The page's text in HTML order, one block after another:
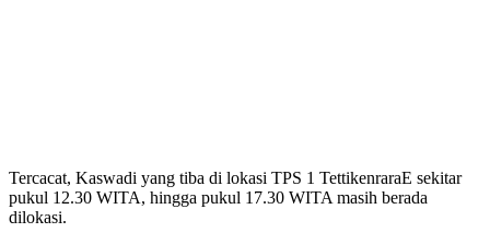
Tercacat, Kaswadi yang tiba di lokasi TPS 1 TettikenraraE sekitar
pukul 12.30 WITA, hingga pukul 17.30 WITA masih berada
dilokasi.